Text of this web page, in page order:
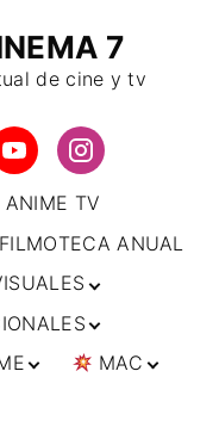
7
de cine y tv
ANIME TV
FILMOTECA ANUAL
MAC